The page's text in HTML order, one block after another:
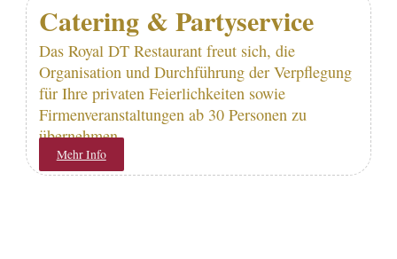
Catering & Partyservice
Das Royal DT Restaurant freut sich, die
Organisation und Durchführung der Verpflegung
für Ihre privaten Feierlichkeiten sowie
Firmenveranstaltungen ab 30 Personen zu
übernehmen.
Mehr Info